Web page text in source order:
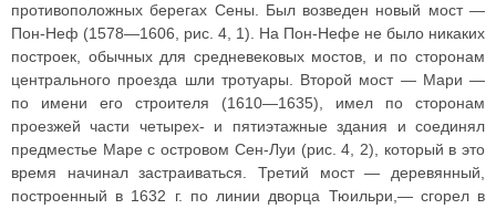
противоположных берегах Сены. Был возведен новый мост —
Пон-Неф (1578—1606, рис. 4, 1). На Пон-Нефе не было никаких
построек, обычных для средневековых мостов, и по сторонам
центрального проезда шли тротуары. Второй мост — Мари —
по имени его строителя (1610—1635), имел по сторонам
проезжей части четырех- и пятиэтажные здания и соединял
предместье Маре с островом Сен-Луи (рис. 4, 2), который в это
время начинал застраиваться. Третий мост — деревянный,
построенный в 1632 г. по линии дворца Тюильри,— сгорел в